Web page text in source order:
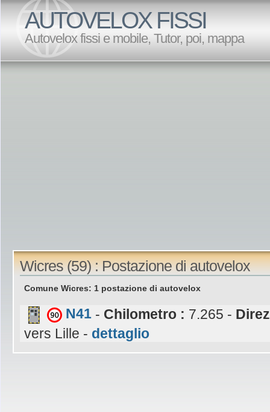
AUTOVELOX FISSI
Autovelox fissi e mobile, Tutor, poi, mappa
Wicres (59) : Postazione di autovelox
Comune Wicres: 1 postazione di autovelox
N41 - Chilometro : 7.265 -
vers Lille - dettaglio